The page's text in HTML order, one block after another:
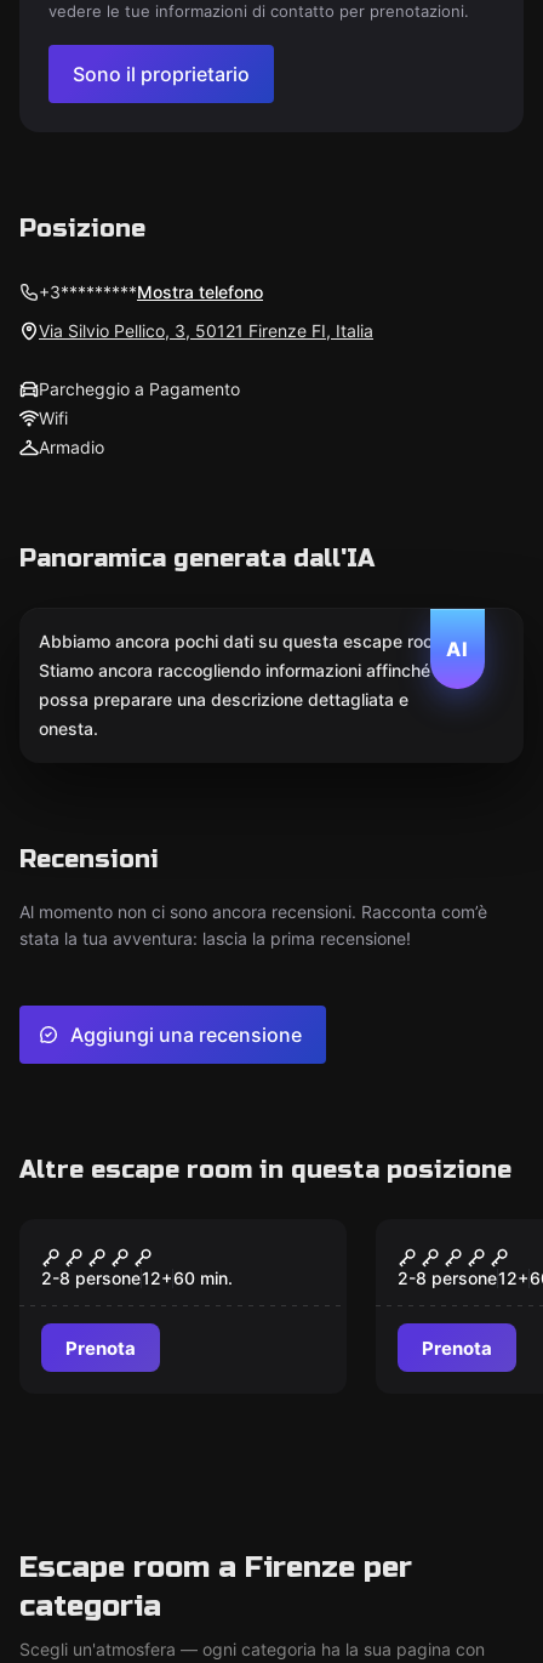
vedere le tue informazioni di contatto per prenotazioni.
Sono il proprietario
Posizione
+3*********Mostra telefono
Via Silvio Pellico, 3, 50121 Firenze FI, Italia
Parcheggio a Pagamento
Wifi
Armadio
Panoramica generata dall'IA
AI
Abbiamo ancora pochi dati su questa escape room.
Stiamo ancora raccogliendo informazioni affinché l'IA
possa preparare una descrizione dettagliata e
onesta.
Recensioni
Al momento non ci sono ancora recensioni. Racconta com’è
stata la tua avventura: lascia la prima recensione!
Aggiungi una recensione
Altre escape room in questa posizione
Saw
2-8 persone12+60 min.
Prenota
Il Tempio
2-8 persone12+
Prenota
Escape room a Firenze per
categoria
Scegli un'atmosfera — ogni categoria ha la sua pagina con